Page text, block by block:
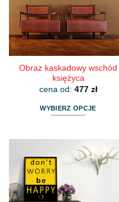
wybrać
na
stronie
produktu
Obraz kaskadowy wschód
księżyca
cena od: 477 zł
WYBIERZ OPCJE
wiele
wariantów.
Opcje
można